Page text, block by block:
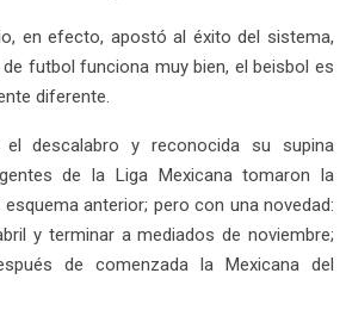
en efecto, apostó al éxito del sistema,
futbol funciona muy bien, el beisbol es
diferente.
descalabro y reconocida su supina
de la Liga Mexicana tomaron la
anterior; pero con una novedad:
y terminar a mediados de noviembre;
de comenzada la Mexicana del